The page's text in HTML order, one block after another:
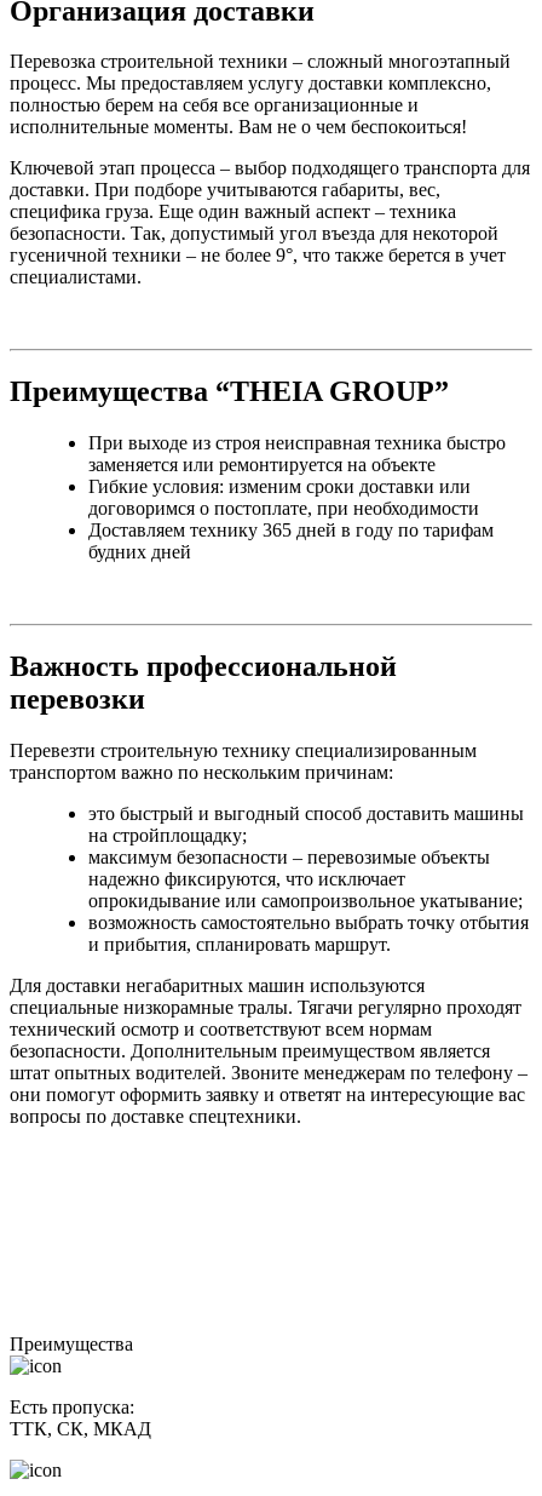
Организация доставки
Перевозка строительной техники – сложный многоэтапный
процесс. Мы предоставляем услугу доставки комплексно,
полностью берем на себя все организационные и
исполнительные моменты. Вам не о чем беспокоиться!
Ключевой этап процесса – выбор подходящего транспорта для
доставки. При подборе учитываются габариты, вес,
специфика груза. Еще один важный аспект – техника
безопасности. Так, допустимый угол въезда для некоторой
гусеничной техники – не более 9°, что также берется в учет
специалистами.
Преимущества “THEIA GROUP”
При выходе из строя неисправная техника быстро
заменяется или ремонтируется на объекте
Гибкие условия: изменим сроки доставки или
договоримся о постоплате, при необходимости
Доставляем технику 365 дней в году по тарифам
будних дней
Важность профессиональной
перевозки
Перевезти строительную технику специализированным
транспортом важно по нескольким причинам:
это быстрый и выгодный способ доставить машины
на стройплощадку;
максимум безопасности – перевозимые объекты
надежно фиксируются, что исключает
опрокидывание или самопроизвольное укатывание;
возможность самостоятельно выбрать точку отбытия
и прибытия, спланировать маршрут.
Для доставки негабаритных машин используются
специальные низкорамные тралы. Тягачи регулярно проходят
технический осмотр и соответствуют всем нормам
безопасности. Дополнительным преимуществом является
штат опытных водителей. Звоните менеджерам по телефону –
они помогут оформить заявку и ответят на интересующие вас
вопросы по доставке спецтехники.
Преимущества
Есть пропуска:
ТТК, СК, МКАД